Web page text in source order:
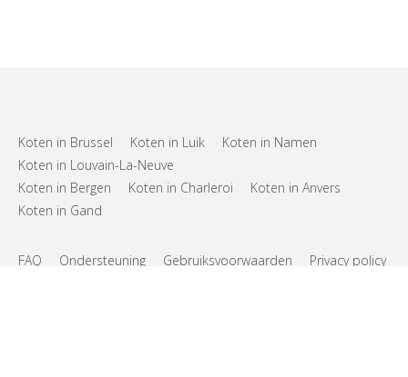
Koten in Brussel Koten in Luik
Koten in Namen
Koten in Louvain-La-Neuve
Koten in Bergen
Koten in Charleroi
Koten in Anvers
Koten in Gand
FAQ Ondersteuning Gebruiksvoorwaarden Privacy policy